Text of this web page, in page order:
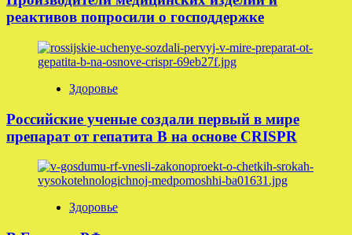
реактивов попросили о господдержке
Здоровье
Российские ученые создали первый в мире
препарат от гепатита B на основе CRISPR
Здоровье